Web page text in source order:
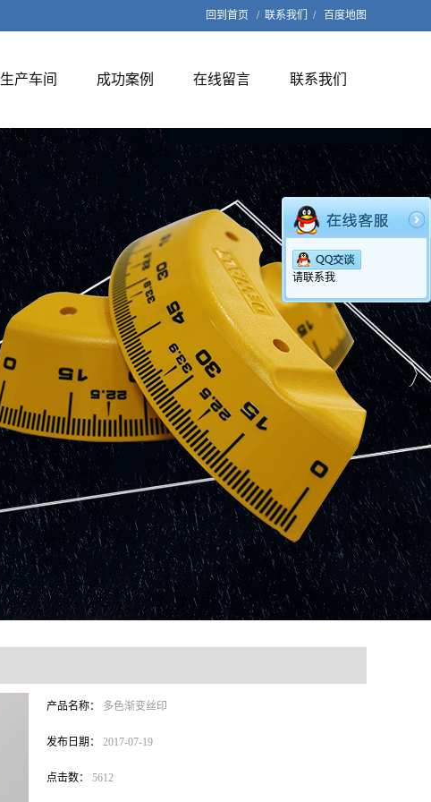
回到首页 / 联系我们 / 百度地图
生产车间 成功案例 在线留言 联系我们
产品名称： 多色渐变丝印
发布日期： 2017-07-19
点击数： 5612
请联系我